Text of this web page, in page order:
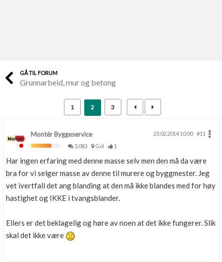
Finn håndverkere
Skaff dokumentasjon som mangler
Kundeservice
Få svar på det du lurer på
Kom i gang med Boligmappa
Boligmappa+
Få mer ut av Boligmappa
GÅ TIL FORUM
Grunnarbeid, mur og betong
1 2 3
Montér Byggeservice 23.02.2014 10.00
#11
3,083
Gol 1
Har ingen erfaring med denne masse selv men den må da være
bra for vi selger masse av denne til murere og byggmester. Jeg
vet ivertfall det ang blanding at den må ikke blandes med for høy
hastighet og IKKE i tvangsblander.
Ellers er det beklagelig og høre av noen at det ikke fungerer. Slik
skal det ikke være